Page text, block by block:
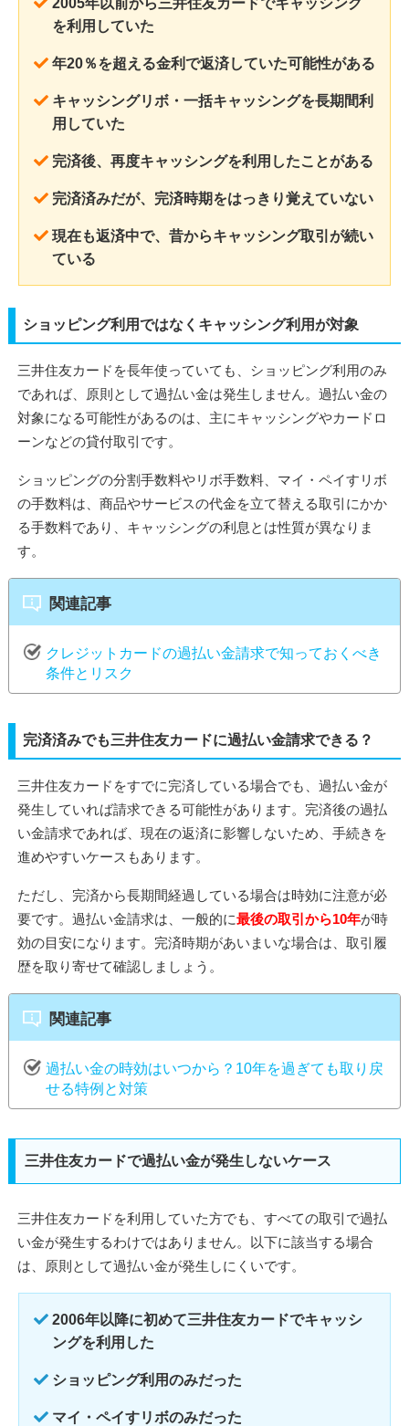
を利用していた
年20％を超える金利で返済していた可能性がある
キャッシングリボ・一括キャッシングを長期間利
用していた
完済後、再度キャッシングを利用したことがある
完済済みだが、完済時期をはっきり覚えていない
現在も返済中で、昔からキャッシング取引が続い
ている
ショッピング利用ではなくキャッシング利用が対象
三井住友カードを長年使っていても、ショッピング利用のみ
であれば、原則として過払い金は発生しません。過払い金の
対象になる可能性があるのは、主にキャッシングやカードロ
ーンなどの貸付取引です。
ショッピングの分割手数料やリボ手数料、マイ・ペイすリボ
の手数料は、商品やサービスの代金を立て替える取引にかか
る手数料であり、キャッシングの利息とは性質が異なりま
す。
関連記事
クレジットカードの過払い金請求で知っておくべき
条件とリスク
完済済みでも三井住友カードに過払い金請求できる？
三井住友カードをすでに完済している場合でも、過払い金が
発生していれば請求できる可能性があります。完済後の過払
い金請求であれば、現在の返済に影響しないため、手続きを
進めやすいケースもあります。
ただし、完済から長期間経過している場合は時効に注意が必
要です。過払い金請求は、一般的に最後の取引から10年が時
効の目安になります。完済時期があいまいな場合は、取引履
歴を取り寄せて確認しましょう。
関連記事
過払い金の時効はいつから？10年を過ぎても取り戻
せる特例と対策
三井住友カードで過払い金が発生しないケース
三井住友カードを利用していた方でも、すべての取引で過払
い金が発生するわけではありません。以下に該当する場合
は、原則として過払い金が発生しにくいです。
2006年以降に初めて三井住友カードでキャッシ
ングを利用した
ショッピング利用のみだった
マイ・ペイすリボのみだった